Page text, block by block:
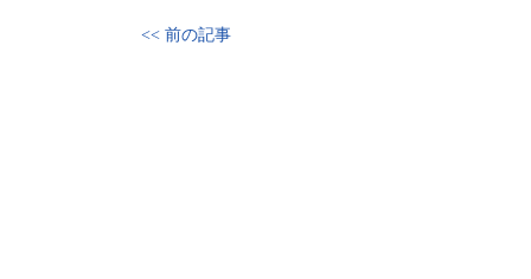
<< 前の記事